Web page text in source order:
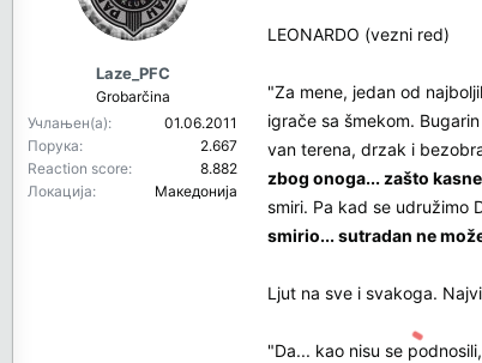
s
Laze_PFC
Grobarčina
Учлањен(а)
01.06.2011
Порука
2.667
Reaction score
8.882
Локација
Македонија
LEONARDO (vezni red)
"Za mene, jedan od
igrače sa šmekom.
van terena, drzak i
zbog onoga... zašto
smiri. Pa kad se udružimo
smirio... sutradan ne
Ljut na sve i svakoga.
"Da... kao nisu se